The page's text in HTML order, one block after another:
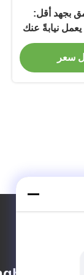
بجهد أقل:
نيابةً عنك
سعر